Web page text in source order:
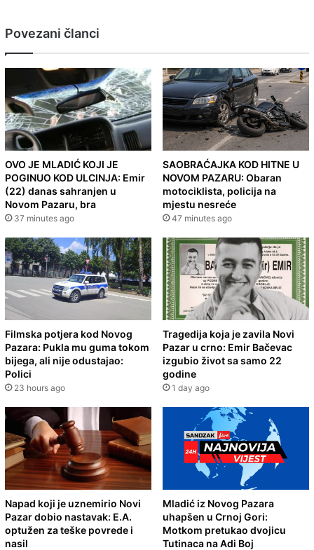
Povezani članci
OVO JE MLADIĆ KOJI JE
POGINUO KOD ULCINJA: Emir
(22) danas sahranjen u
Novom Pazaru, bra
37 minutes ago
SAOBRAĆAJKA KOD HITNE U
NOVOM PAZARU: Obaran
motociklista, policija na
mjestu nesreće
47 minutes ago
Filmska potjera kod Novog
Pazara: Pukla mu guma tokom
bijega, ali nije odustajao:
Polici
23 hours ago
Tragedija koja je zavila Novi
Pazar u crno: Emir Bačevac
izgubio život sa samo 22
godine
1 day ago
Napad koji je uznemirio Novi
Pazar dobio nastavak: E.A.
optužen za teške povrede i
nasil
Mladić iz Novog Pazara
uhapšen u Crnoj Gori:
Motkom pretukao dvojicu
Tutinaca na Adi Boj